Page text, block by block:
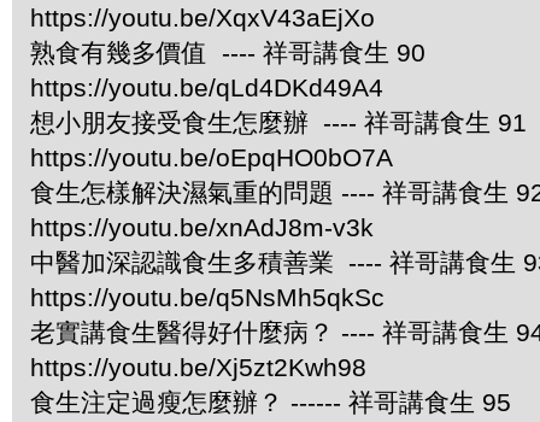
https://youtu.be/XqxV43aEjXo
熟食有幾多價值 ---- 祥哥講食生 90
https://youtu.be/qLd4DKd49A4
想小朋友接受食生怎麼辦 ---- 祥哥講食生 91
https://youtu.be/oEpqHO0bO7A
食生怎樣解決濕氣重的問題 ---- 祥哥講食生
https://youtu.be/xnAdJ8m-v3k
中醫加深認識食生多積善業 ---- 祥哥講食生
https://youtu.be/q5NsMh5qkSc
老實講食生醫得好什麼病？ ---- 祥哥講食生
https://youtu.be/Xj5zt2Kwh98
食生注定過瘦怎麼辦？ ------ 祥哥講食生 95